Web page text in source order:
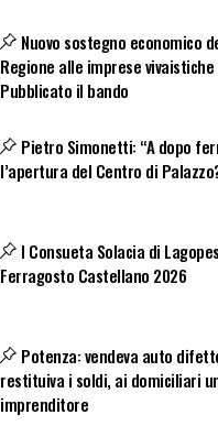
Nuovo sostegno economico
Regione alle imprese
Pubblicato il bando
Pietro Simonetti: “A dopo
l’apertura del Centro di
I Consueta Solacia di
Ferragosto Castellano 2026
Potenza: vendeva auto
restituiva i soldi, ai domiciliari
imprenditore